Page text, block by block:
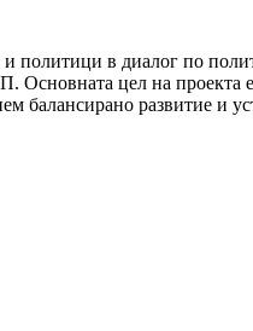
политици в диалог по
цел на проекта
балансирано развитие и